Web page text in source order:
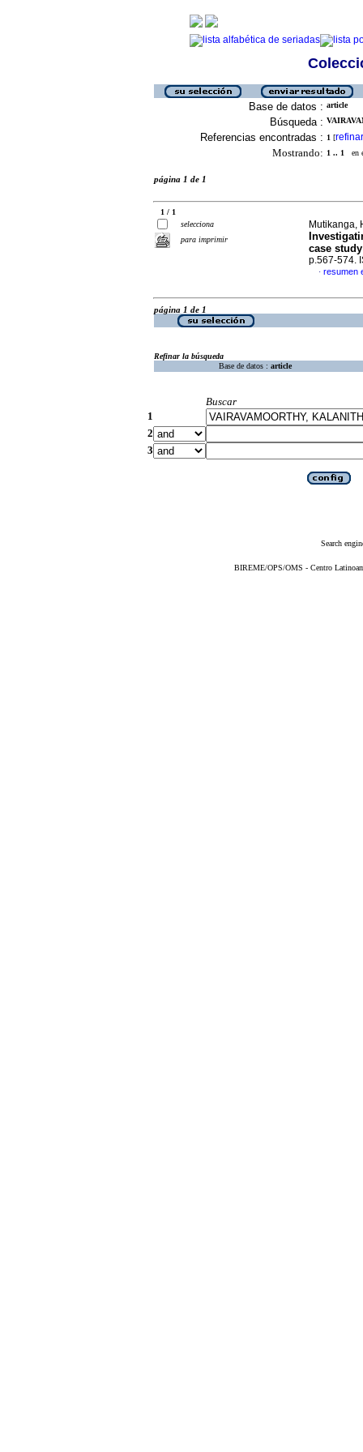
Base de datos : article
Búsqueda :
Referencias encontradas : 1 [refinar
Mostrando: 1 .. 1 en
página 1 de 1
1 / 1
selecciona
para imprimir
Mutikanga,
case
p.567-574.
· resumen
página 1 de 1
Refinar la búsqueda
Base de datos : article
Buscar
1
2
3
Search
BIREME/OPS/OMS - Centro